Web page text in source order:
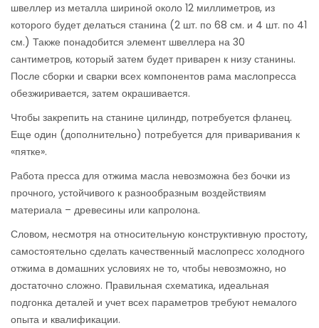
швеллер из металла шириной около 12 миллиметров, из
которого будет делаться станина (2 шт. по 68 см. и 4 шт. по 41
см.) Также понадобится элемент швеллера на 30
сантиметров, который затем будет приварен к низу станины.
После сборки и сварки всех компонентов рама маслопресса
обезжиривается, затем окрашивается.
Чтобы закрепить на станине цилиндр, потребуется фланец.
Еще один (дополнительно) потребуется для приваривания к
«пятке».
Работа пресса для отжима масла невозможна без бочки из
прочного, устойчивого к разнообразным воздействиям
материала – древесины или капролона.
Словом, несмотря на относительную конструктивную простоту,
самостоятельно сделать качественный маслопресс холодного
отжима в домашних условиях не то, чтобы невозможно, но
достаточно сложно. Правильная схематика, идеальная
подгонка деталей и учет всех параметров требуют немалого
опыта и квалификации.